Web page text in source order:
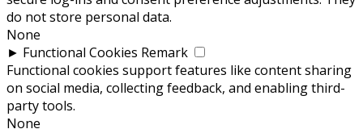
do not store personal data.
None
► Functional Cookies Remark
Functional cookies support features like content sharing
on social media, collecting feedback, and enabling third-
party tools.
None